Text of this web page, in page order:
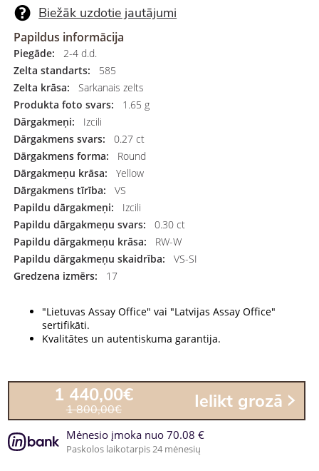
Biežāk uzdotie jautājumi
Papildus informācija
Piegāde:
2-4 d.d.
Zelta standarts:
585
Zelta krāsa:
Sarkanais zelts
Produkta foto svars:
1.65 g
Dārgakmeņi:
Izcili
Dārgakmens svars:
0.27 ct
Dārgakmens forma:
Round
Dārgakmeņu krāsa:
Yellow
Dārgakmens tīrība:
VS
Papildu dārgakmeņi:
Izcili
Papildu dārgakmeņu svars:
0.30 ct
Papildu dārgakmeņu krāsa:
RW-W
Papildu dārgakmeņu skaidrība:
VS-SI
Gredzena izmērs:
17
"Lietuvas Assay Office" vai "Latvijas Assay Office"
sertifikāti.
Kvalitātes un autentiskuma garantija.
1 440,00€
1 800,00€ Ielikt grozā
Mėnesio įmoka nuo 70.08 €
Paskolos laikotarpis 24 mėnesių